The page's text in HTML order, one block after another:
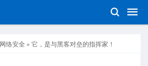
网络安全 » 它，是与黑客对垒的指挥家！